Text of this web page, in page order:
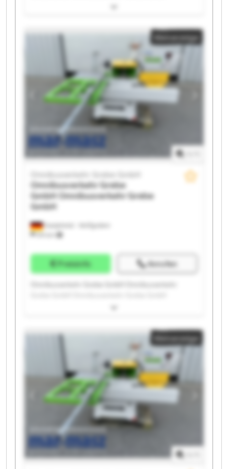
Omnibusverkehr Grebe GmbH Omnibusverkehr
Omnibusverkehr Grebe GmbH Omnibusverkehr
Grebe GmbH Omnibusverkehr Grebe GmbH
Omnibusverkehr Grebe GmbH Omnibusverkehr
Grebe GmbH Omnibusverkehr Grebe GmbH
Omnibusverkehr Grebe GmbH Omnibusverkehr
Grebe GmbH Omnibusverkehr Grebe GmbH
Omnibusverkehr Grebe GmbH Omnibusverkehr
Grebe GmbH Omnibusverkehr Grebe GmbH
Omnibusverkehr Grebe GmbH Omnibusverkehr
Grebe GmbH
Kleinanzeige
Dautphetal - Wolfgruben
574 km
Omnibusverkehr Grebe
GmbH Omnibusverkehr Grebe
GmbH
Preisinfo Anrufen
Omnibusverkehr Grebe GmbH Omnibusverkehr
Omnibusverkehr Grebe GmbH Omnibusverkehr
Grebe GmbH Omnibusverkehr Grebe GmbH
Omnibusverkehr Grebe GmbH Omnibusverkehr
Grebe GmbH Omnibusverkehr Grebe GmbH
Omnibusverkehr Grebe GmbH Omnibusverkehr
Grebe GmbH Omnibusverkehr Grebe GmbH
Omnibusverkehr Grebe GmbH Omnibusverkehr
Grebe GmbH Omnibusverkehr Grebe GmbH
Omnibusverkehr Grebe GmbH Omnibusverkehr
Grebe GmbH
Kleinanzeige